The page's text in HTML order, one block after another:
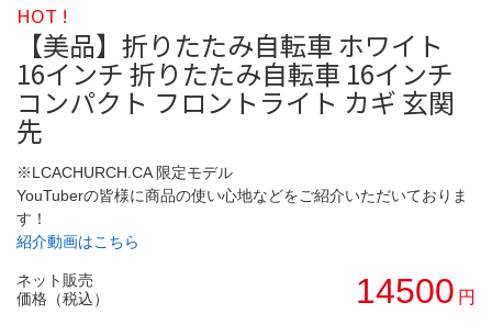
HOT !
【美品】折りたたみ自転車 ホワイト
16インチ 折りたたみ自転車 16インチ
コンパクト フロントライト カギ 玄関
先
※LCACHURCH.CA 限定モデル
YouTuberの皆様に商品の使い心地などをご紹介いただいておりま
す！
紹介動画はこちら
ネット販売
価格（税込）
14500 円